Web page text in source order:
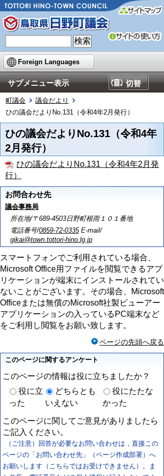
Foreign Languages
サブメニュー表示 切替
町議会
議会だより
ひの議会だよりNo.131（令和4年2月発行）
ひの議会だよりNo.131（令和4年
2月発行）
ひの議会だよりNo.131（令和4年2月発
行）
お問合わせ先
議会事務局
所在地/〒689-4503日野町根雨１０１番地
電話番号/0859-72-0335E-mail/
gikai@town.tottori-hino.lg.jp
スマートフォンでご利用されている場合、
Microsoft Office用ファイルを閲覧できるアプ
リケーションが端末にインストールされてい
ないことがございます。その場合、Microsoft
Officeまたは無償のMicrosoft社製ビューアー
アプリケーションの入っているPC端末など
をご利用し閲覧をお願い致します。
ページの先頭へ戻る
このページに関するアンケート
このページの情報は役に立ちましたか？
役に立
った
どちらとも
いえない
役にたたな
かった
このページに関してご意見がありましたら
ご記入ください。
（ご注意）回答が必要なお問い合わせは，直接この
ページの「お問い合わせ先」（ページ作成部署）へ
お願いします（こちらではお受けできません）。ま